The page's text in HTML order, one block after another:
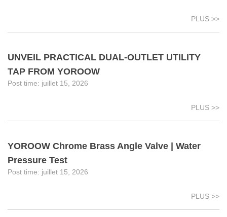
PLUS >>
UNVEIL PRACTICAL DUAL-OUTLET UTILITY
TAP FROM YOROOW
juillet 15, 2026
PLUS >>
YOROOW Chrome Brass Angle Valve | Water
Pressure Test
juillet 15, 2026
PLUS >>